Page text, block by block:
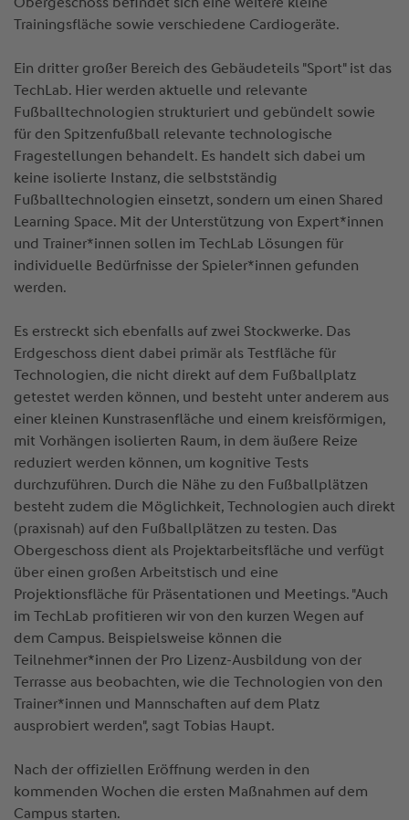
Trainingsfläche sowie verschiedene Cardiogeräte.
Ein dritter großer Bereich des Gebäudeteils "Sport" ist das
TechLab. Hier werden aktuelle und relevante
Fußballtechnologien strukturiert und gebündelt sowie
für den Spitzenfußball relevante technologische
Fragestellungen behandelt. Es handelt sich dabei um
keine isolierte Instanz, die selbstständig
Fußballtechnologien einsetzt, sondern um einen Shared
Learning Space. Mit der Unterstützung von Expert*innen
und Trainer*innen sollen im TechLab Lösungen für
individuelle Bedürfnisse der Spieler*innen gefunden
werden.
Es erstreckt sich ebenfalls auf zwei Stockwerke. Das
Erdgeschoss dient dabei primär als Testfläche für
Technologien, die nicht direkt auf dem Fußballplatz
getestet werden können, und besteht unter anderem aus
einer kleinen Kunstrasenfläche und einem kreisförmigen,
mit Vorhängen isolierten Raum, in dem äußere Reize
reduziert werden können, um kognitive Tests
durchzuführen. Durch die Nähe zu den Fußballplätzen
besteht zudem die Möglichkeit, Technologien auch direkt
(praxisnah) auf den Fußballplätzen zu testen. Das
Obergeschoss dient als Projektarbeitsfläche und verfügt
über einen großen Arbeitstisch und eine
Projektionsfläche für Präsentationen und Meetings. "Auch
im TechLab profitieren wir von den kurzen Wegen auf
dem Campus. Beispielsweise können die
Teilnehmer*innen der Pro Lizenz-Ausbildung von der
Terrasse aus beobachten, wie die Technologien von den
Trainer*innen und Mannschaften auf dem Platz
ausprobiert werden", sagt Tobias Haupt.
Nach der offiziellen Eröffnung werden in den
kommenden Wochen die ersten Maßnahmen auf dem
Campus starten.